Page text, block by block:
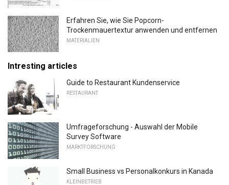
Erfahren Sie, wie Sie Popcorn-
Trockenmauertextur anwenden und entfernen
MATERIALIEN
Intresting articles
Guide to Restaurant Kundenservice
RESTAURANT
Umfrageforschung - Auswahl der Mobile
Survey Software
MARKTFORSCHUNG
Small Business vs Personalkonkurs in Kanada
KLEINBETRIEB